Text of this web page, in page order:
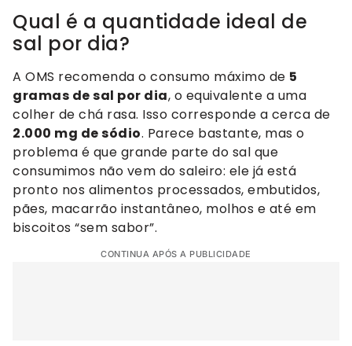
Qual é a quantidade ideal de
sal por dia?
A OMS recomenda o consumo máximo de 5
gramas de sal por dia, o equivalente a uma
colher de chá rasa. Isso corresponde a cerca de
2.000 mg de sódio. Parece bastante, mas o
problema é que grande parte do sal que
consumimos não vem do saleiro: ele já está
pronto nos alimentos processados, embutidos,
pães, macarrão instantâneo, molhos e até em
biscoitos “sem sabor”.
CONTINUA APÓS A PUBLICIDADE